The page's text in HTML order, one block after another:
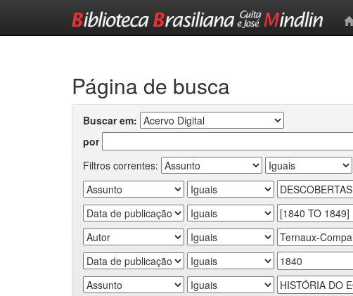
Página de busca
Buscar em:
por
Filtros correntes: